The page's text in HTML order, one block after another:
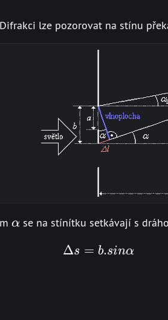
lze pozorovat na stínu
\alpha
α se na stínítku setkávají s
\Delta s =
Δs = b.sinα